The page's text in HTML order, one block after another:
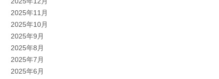
2025年11月
2025年10月
2025年9月
2025年8月
2025年7月
2025年6月